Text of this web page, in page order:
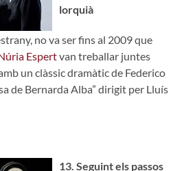
lorquià
no va ser fins al 2009 que
Espertvan treballar juntes
un clàssic dramàtic de Federico
de Bernarda Alba” dirigit per Lluís
13. Seguint els passos